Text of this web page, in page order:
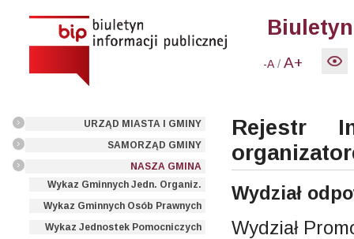
-A /A+
URZĄD MIASTA I GMINY
SAMORZĄD GMINY
NASZA GMINA
Wykaz Gminnych Jedn. Organiz.
Wykaz Gminnych Osób Prawnych
Wykaz Jednostek Pomocniczych
Rejestr
Wydział
Wydział